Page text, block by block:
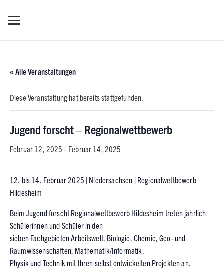
« Alle Veranstaltungen
Diese Veranstaltung hat bereits stattgefunden.
Jugend forscht – Regionalwettbewerb
Februar 12, 2025 - Februar 14, 2025
12. bis 14. Februar 2025 | Niedersachsen | Regionalwettbewerb
Hildesheim
Beim Jugend forscht Regionalwettbewerb Hildesheim treten jährlich
Schülerinnen und Schüler in den
sieben Fachgebieten Arbeitswelt, Biologie, Chemie, Geo- und
Raumwissenschaften, Mathematik/Informatik,
Physik und Technik mit Ihren selbst entwickelten Projekten an.